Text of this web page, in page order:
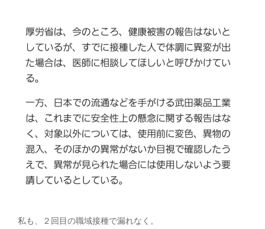
私も、２回目の職域接種で漏れなく。